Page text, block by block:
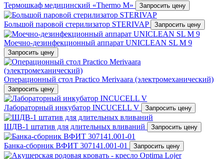
Термошкаф медицинский «Thermo M» Запросить цену
Большой паровой стерилизатор STERIVAP Запросить цену
Mоечно-дезинфекционный аппарат UNICLEAN SL M 9
Запросить цену
Операционный стол Practico Merivaara (электромеханический)
Запросить цену
Лабораторный инкубатор INCUCELL V Запросить цену
ШДВ-1 штатив для длительных вливаний Запросить цену
Банка-сборник ВФИТ 307141.001-01 Запросить цену